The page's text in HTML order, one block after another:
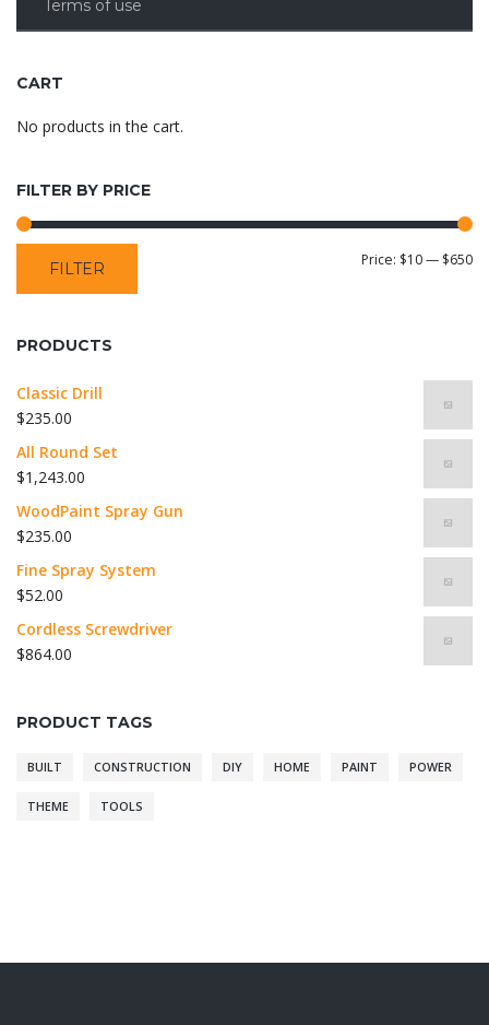
chosen
Terms of use
CART
No products in the cart.
FILTER BY PRICE
FILTER Price: $10— $650
PRODUCTS
Classic Drill
$235.00
All Round Set
$1,243.00
WoodPaint Spray Gun
$235.00
Fine Spray System
$52.00
Cordless Screwdriver
$864.00
PRODUCT TAGS
BUILT CONSTRUCTION DIY HOME PAINT POWER
THEME TOOLS